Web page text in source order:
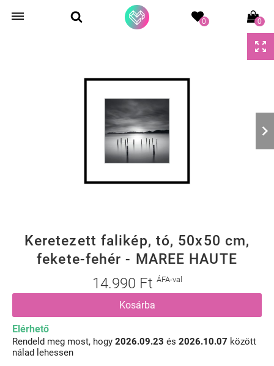
0 0
Keretezett falikép, tó, 50x50 cm,
fekete-fehér - MAREE HAUTE
14.990 Ft ÁFA-val
Kosárba
Elérhető
Rendeld meg most, hogy 2026.09.23 és 2026.10.07 között
nálad lehessen